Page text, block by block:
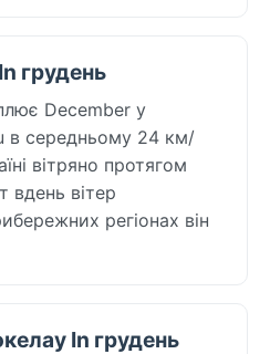
грудень
December у
в середньому 24 км/
вітряно протягом
вдень вітер
регіонах він
In грудень